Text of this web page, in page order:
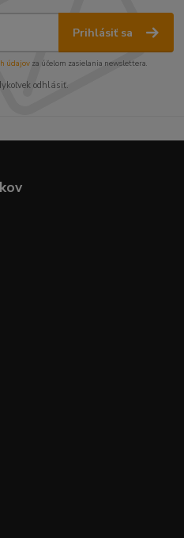
Prihlásiť sa
údajov za účelom zasielania newslettera.
odhlásiť.